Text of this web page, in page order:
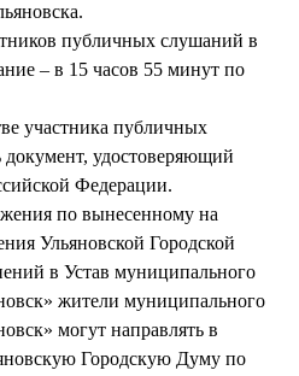
публичных слушаний в
– в 15 часов 55 минут по
участника публичных
удостоверяющий
Федерации.
по вынесенному на
Ульяновской Городской
в Устав муниципального
жители муниципального
могут направлять в
Городскую Думу по